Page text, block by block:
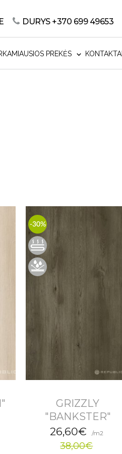
DURYS +370 699 49653
PREKĖS KONTAKTAI
-30%
GRIZZLY
"BANKSTER"
26,60€ /m2
38,00€